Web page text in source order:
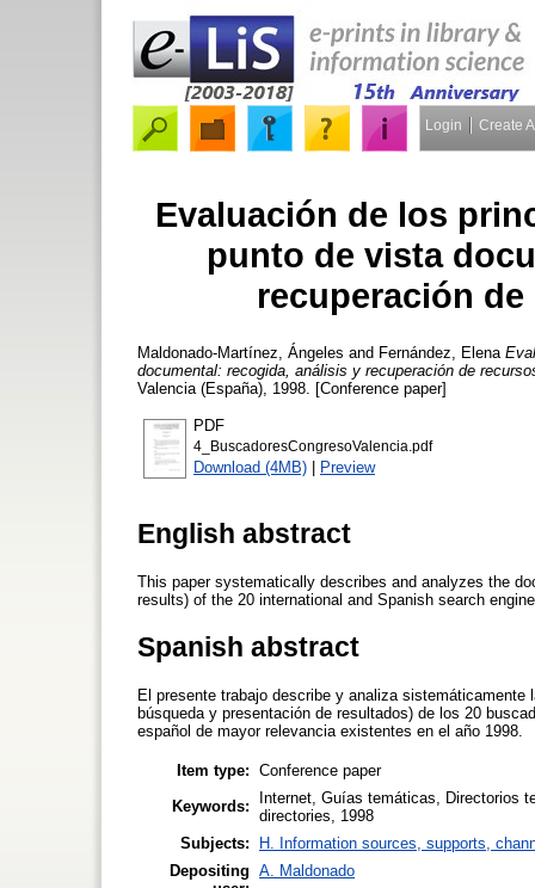
Login Create
Evaluación de los
punto de vista
recuperación
Maldonado-Martínez, Ángeles and Fernández, Elena
documental: recogida, análisis y recuperación de
Valencia (España), 1998. [Conference paper]
PDF
4_BuscadoresCongresoValencia.pdf
Download (4MB) | Preview
English abstract
This paper systematically describes and analyzes the
results) of the 20 international and Spanish search
Spanish abstract
El presente trabajo describe y analiza
búsqueda y presentación de resultados) de los 20
español de mayor relevancia existentes en el año 1998.
Item type: Conference paper
Keywords:
Internet, Guías temáticas, Directorios
directories, 1998
Subjects:
H. Information sources, supports,
Depositing A. Maldonado